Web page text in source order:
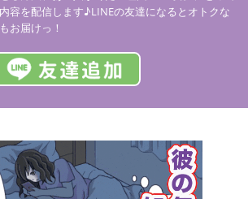
容を配信します♪LINEの友達になるとオトクな
お届けっ！